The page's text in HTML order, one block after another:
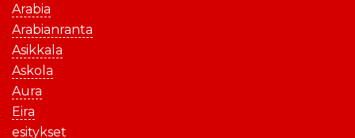
Arabia
Arabianranta
Asikkala
Askola
Aura
Eira
esitykset